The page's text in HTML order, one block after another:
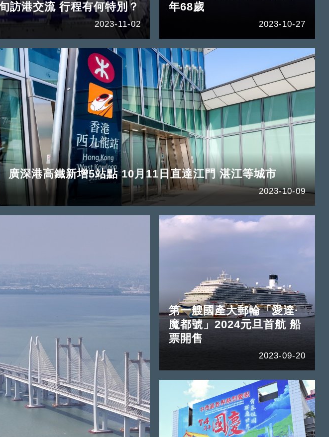
訪港交流 行程有何特別？
2023-11-02
年68歲
2023-10-27
廣深港高鐵新增5站點 10月11日直達江門 湛江等城市
2023-10-09
第一艘國產大郵輪「愛達·
魔都號」2024元旦首航 船
票開售
2023-09-20